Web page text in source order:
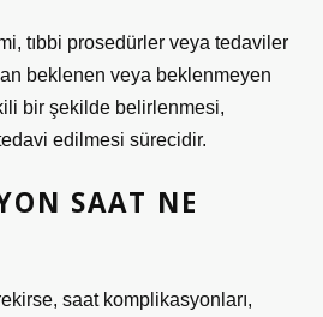
tıbbi prosedürler veya tedaviler
beklenen veya beklenmeyen
bir şekilde belirlenmesi,
edilmesi sürecidir.
SAAT NE
saat komplikasyonları,